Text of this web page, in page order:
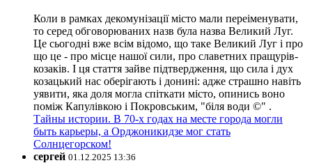
Коли в рамках декомунізації місто мали переіменувати,
то серед обговорюваних назв була назва Великий Луг.
Це сьогодні вже всім відомо, що таке Великий Луг і про
що це - про місце нашої сили, про славетних пращурів-
козаків. І ця стаття зайве підтвердження, що сила і дух
козацький нас оберігають і донині: адже страшно навіть
уявити, яка доля могла спіткати місто, опинись воно
поміж Капулівкою і Покровським, "біля води ©" .
Тайны истории. В 70-х годах на месте города могли
быть карьеры, а Орджоникидзе мог стать
Солнцегорском!
сергей 01.12.2025 13:36